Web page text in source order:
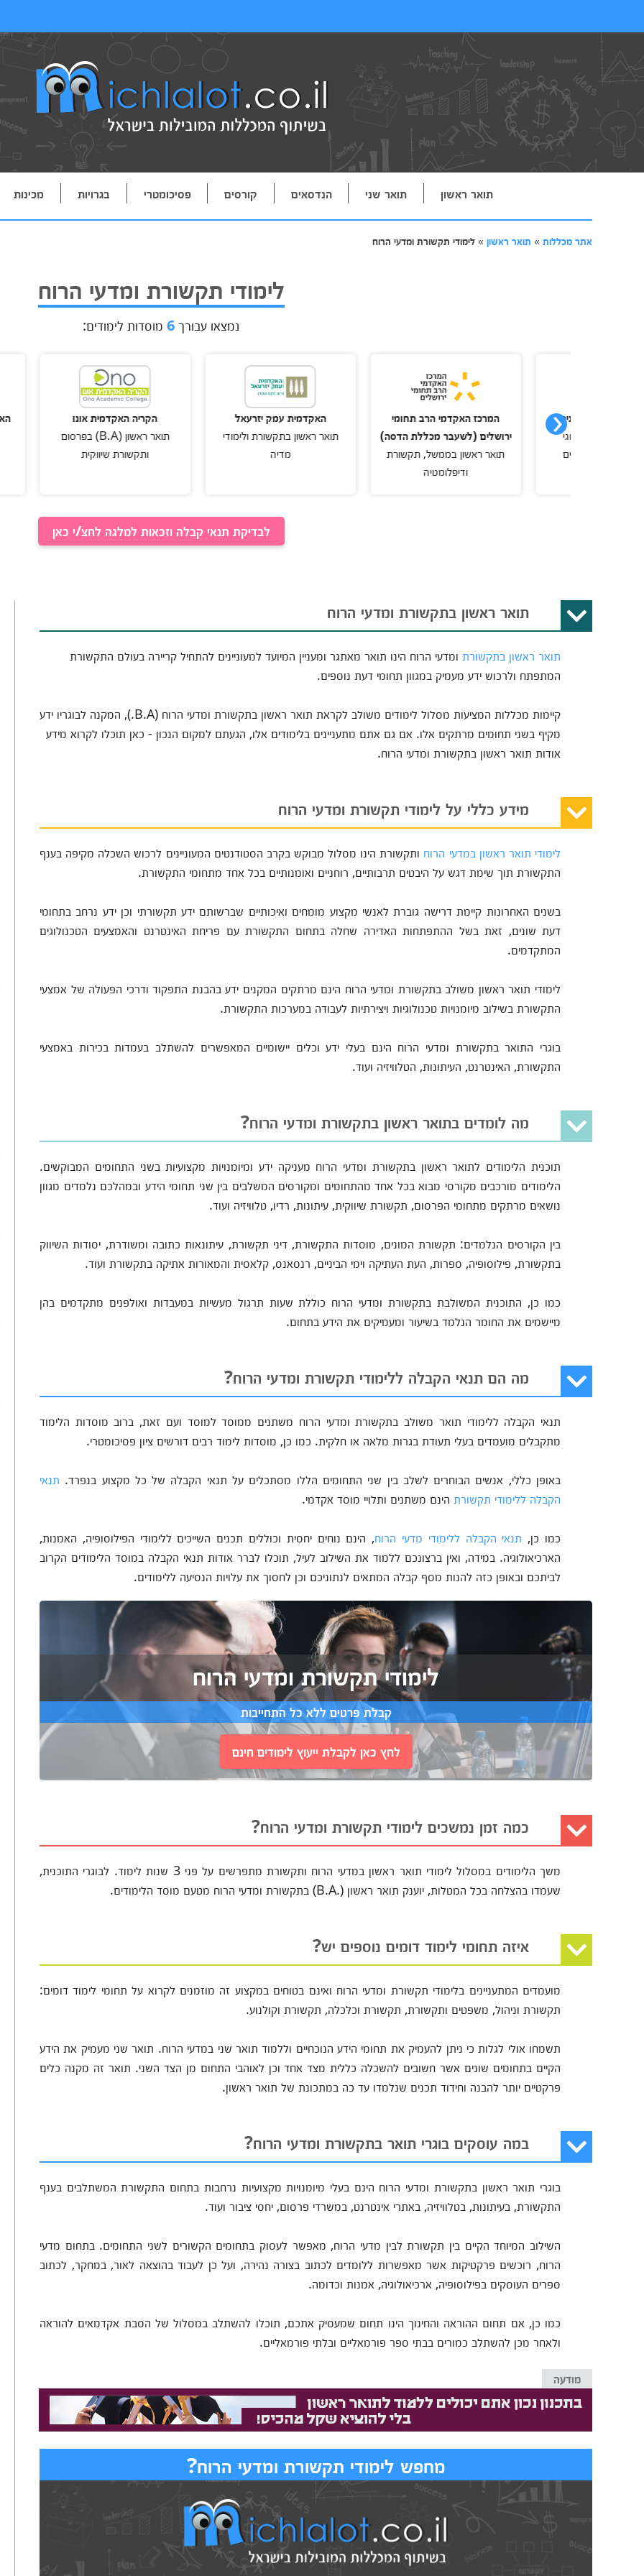
תואר ראשון תואר שני הנדסאים קורסים פסיכומטרי בגרויות מכינות
אתר מכללות » תואר ראשון » לימודי תקשורת ומדעי הרוח
לימודי תקשורת ומדעי הרוח
נמצאו עבורך6 מוסדות לימודים:
המרכז האקדמי הרב תחומי
ירושלים (לשעבר מכללת הדסה)
תואר ראשון בממשל, תקשורת
האקדמית עמק יזרעאל
תואר ראשון בתקשורת ולימודי
הקריה האקדמית אונו
תואר ראשון (B.A) בפרסום
ותקשורת שיווקית
האקדמית
תואר
לבדיקת תנאי קבלה וזכאות למלגה לחצ/י כאן
תואר ראשון בתקשורת ומדעי הרוח
תואר ראשון בתקשורת ומדעי הרוח הינו תואר מאתגר ומעניין המיועד למעוניינים להתחיל קריירה בעולם התקשורת
המתפתח ולרכוש ידע מעמיק במגוון תחומי דעת נוספים.
קיימות מכללות המציעות מסלול לימודים משולב לקראת תואר ראשון בתקשורת ומדעי הרוח (B.A.), המקנה לבוגריו ידע
מקיף בשני תחומים מרתקים אלו. אם גם אתם מתעניינים בלימודים אלו, הגעתם למקום הנכון - כאן תוכלו לקרוא מידע
אודות תואר ראשון בתקשורת ומדעי הרוח.
מידע כללי על לימודי תקשורת ומדעי הרוח
לימודי תואר ראשון במדעי הרוח ותקשורת הינו מסלול מבוקש בקרב הסטודנטים המעוניינים לרכוש השכלה מקיפה בענף
התקשורת תוך שימת דגש על היבטים תרבותיים, רוחניים ואומנותיים בכל אחד מתחומי התקשורת.
בשנים האחרונות קיימת דרישה גוברת לאנשי מקצוע מומחים ואיכותיים שברשותם ידע תקשורתי וכן ידע נרחב בתחומי
דעת שונים, זאת בשל ההתפתחות האדירה שחלה בתחום התקשורת עם פריחת האינטרנט והאמצעים הטכנולוגים
המתקדמים.
לימודי תואר ראשון משולב בתקשורת ומדעי הרוח הינם מרתקים המקנים ידע בהבנת התפקוד ודרכי הפעולה של אמצעי
התקשורת בשילוב מיומנויות טכנולוגיות ויצירתיות לעבודה במערכות התקשורת.
בוגרי התואר בתקשורת ומדעי הרוח הינם בעלי ידע וכלים יישומיים המאפשרים להשתלב בעמדות בכירות באמצעי
התקשורת, האינטרנט, העיתונות, הטלוויזיה ועוד.
מה לומדים בתואר ראשון בתקשורת ומדעי הרוח?
תוכנית הלימודים לתואר ראשון בתקשורת ומדעי הרוח מעניקה ידע ומיומנויות מקצועיות בשני התחומים המבוקשים.
הלימודים מורכבים מקורסי מבוא בכל אחד מהתחומים ומקורסים המשלבים בין שני תחומי הידע ובמהלכם נלמדים מגוון
נושאים מרתקים מתחומי הפרסום, תקשורת שיווקית, עיתונות, רדיו, טלוויזיה ועוד.
בין הקורסים הנלמדים: תקשורת המונים, מוסדות התקשורת, דיני תקשורת, עיתונאות כתובה ומשודרת, יסודות השיווק
בתקשורת, פילוסופיה, ספרות, העת העתיקה וימי הביניים, רנסאנס, קלאסית והמאורות אתיקה בתקשורת ועוד.
כמו כן, התוכנית המשולבת בתקשורת ומדעי הרוח כוללת שעות תרגול מעשיות במעבדות ואולפנים מתקדמים בהן
מיישמים את החומר הנלמד בשיעור ומעמיקים את הידע בתחום.
מה הם תנאי הקבלה ללימודי תקשורת ומדעי הרוח?
תנאי הקבלה ללימודי תואר משולב בתקשורת ומדעי הרוח משתנים ממוסד למוסד ועם זאת, ברוב מוסדות הלימוד
מתקבלים מועמדים בעלי תעודת בגרות מלאה או חלקית. כמו כן, מוסדות לימוד רבים דורשים ציון פסיכומטרי.
באופן כללי, אנשים הבוחרים לשלב בין שני התחומים הללו מסתכלים על תנאי הקבלה של כל מקצוע בנפרד. תנאי
הקבלה ללימודי תקשורת הינם משתנים ותלויי מוסד אקדמי.
כמו כן, תנאי הקבלה ללימודי מדעי הרוח, הינם נוחים יחסית וכוללים תכנים השייכים ללימודי הפילוסופיה, האמנות,
הארכיאולוגיה. במידה, ואין ברצונכם ללמוד את השילוב לעיל, תוכלו לברר אודות תנאי הקבלה במוסד הלימודים הקרוב
לביתכם ובאופן כזה להנות מסף קבלה המתאים לנתוניכם וכן לחסוך את עלויות הנסיעה ללימודים.
לימודי תקשורת ומדעי הרוח
קבלת פרטים ללא כל התחייבות
לחץ כאן לקבלת ייעוץ לימודים חינם
כמה זמן נמשכים לימודי תקשורת ומדעי הרוח?
משך הלימודים במסלול לימודי תואר ראשון במדעי הרוח ותקשורת מתפרשים על פני 3 שנות לימוד. לבוגרי התוכנית,
שעמדו בהצלחה בכל המטלות, יוענק תואר ראשון (.B.A) בתקשורת ומדעי הרוח מטעם מוסד הלימודים.
איזה תחומי לימוד דומים נוספים יש?
מועמדים המתעניינים בלימודי תקשורת ומדעי הרוח ואינם בטוחים במקצוע זה מוזמנים לקרוא על תחומי לימוד דומים:
תקשורת וניהול, משפטים ותקשורת, תקשורת וכלכלה, תקשורת וקולנוע.
תשמחו אולי לגלות כי ניתן להעמיק את תחומי הידע הנוכחיים וללמוד תואר שני במדעי הרוח. תואר שני מעמיק את הידע
הקיים בתחומים שונים אשר חשובים להשכלה כללית מצד אחד וכן לאוהבי התחום מן הצד השני. תואר זה מקנה כלים
פרקטיים יותר להבנה וחידוד תכנים שנלמדו עד כה במתכונת של תואר ראשון.
במה עוסקים בוגרי תואר בתקשורת ומדעי הרוח?
בוגרי תואר ראשון בתקשורת ומדעי הרוח הינם בעלי מיומנויות מקצועיות נרחבות בתחום התקשורת המשתלבים בענף
התקשורת, בעיתונות, בטלוויזיה, באתרי אינטרנט, במשרדי פרסום, יחסי ציבור ועוד.
השילוב המיוחד הקיים בין תקשורת לבין מדעי הרוח, מאפשר לעסוק בתחומים הקשורים לשני התחומים. בתחום מדעי
הרוח, רוכשים פרקטיקות אשר מאפשרות ללומדים לכתוב בצורה נהירה, ועל כן לעבוד בהוצאה לאור, במחקר, לכתוב
ספרים העוסקים בפילוסופיה, ארכיאולוגיה, אמנות וכדומה.
כמו כן, אם תחום ההוראה והחינוך הינו תחום שמעסיק אתכם, תוכלו להשתלב במסלול של הסבת אקדמאים להוראה
ולאחר מכן להשתלב כמורים בבתי ספר פורמאליים ובלתי פורמאליים.
מודעה
מחפש לימודי תקשורת ומדעי הרוח?